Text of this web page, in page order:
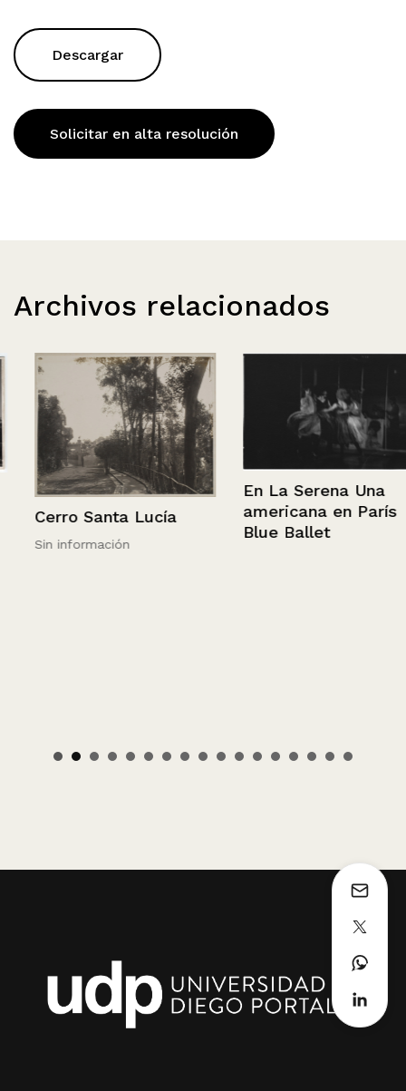
Descargar
Solicitar en alta resolución
Archivos relacionados
Cerro Santa Lucía
Sin información
En La Serena Una
americana en París
Blue Ballet